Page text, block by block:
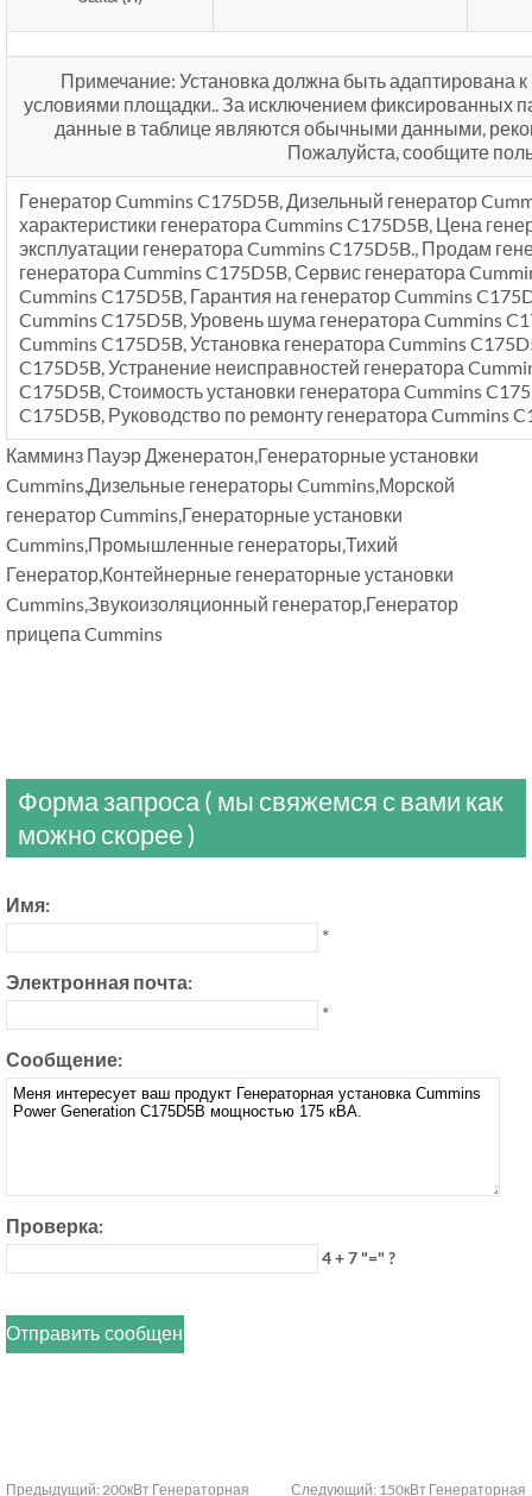
Примечание: Установка должна быть адаптирована
условиями площадки.. За исключением фиксированных
данные в таблице являются обычными данными,
Пожалуйста, сообщите
Генератор Cummins C175D5B, Дизельный генератор
характеристики генератора Cummins C175D5B, Цена
эксплуатации генератора Cummins C175D5B., Продам
генератора Cummins C175D5B, Сервис генератора
Cummins C175D5B, Гарантия на генератор Cummins
Cummins C175D5B, Уровень шума генератора Cummins
Cummins C175D5B, Установка генератора Cummins
C175D5B, Устранение неисправностей генератора
C175D5B, Стоимость установки генератора Cummins
C175D5B, Руководство по ремонту генератора Cummins
Камминз Пауэр Дженератон,Генераторные установки
Cummins,Дизельные генераторы Cummins,Морской
генератор Cummins,Генераторные установки
Cummins,Промышленные генераторы,Тихий
Генератор,Контейнерные генераторные установки
Cummins,Звукоизоляционный генератор,Генератор
прицепа Cummins
Форма запроса ( мы свяжемся с вами как
можно скорее )
Имя:
*
Электронная почта:
*
Сообщение:
Проверка:
4 + 7 "=" ?
Предыдущий: 200кВт Генераторная
Следующий: 150кВт Генераторная